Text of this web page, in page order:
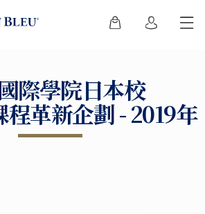
際學院日本校
革新企劃 - 2019年